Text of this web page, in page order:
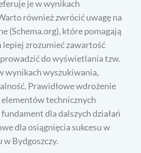
je w wynikach
również zwrócić uwagę na
(Schema.org), które pomagają
zrozumieć zawartość
do wyświetlania tzw.
wynikach wyszukiwania,
Prawidłowe wdrożenie
technicznych
dla dalszych działań
dla osiągnięcia sukcesu w
Bydgoszczy.